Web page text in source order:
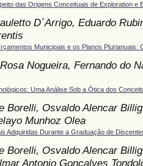
das Origens Conceituais de Exploration e
D´Arrigo, Eduardo
Municipais e os Planos Plurianuais:
Nogueira, Fernando do
Uma Análise Sob a Ótica dos
Borelli, Osvaldo Alencar
Munhoz Olea
Adquiridas Durante a Graduação de
Borelli, Osvaldo Alencar
Antonio Gonçalves